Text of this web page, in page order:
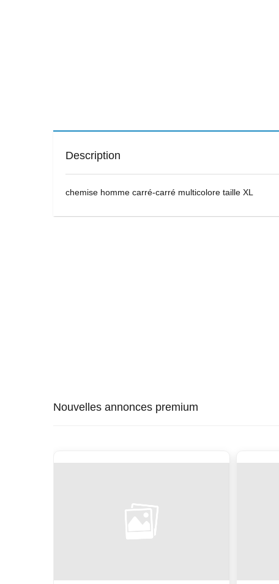
Description
chemise homme carré-carré multicolore taille XL
Nouvelles annonces premium